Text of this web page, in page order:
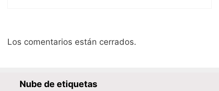
Los comentarios están cerrados.
Nube de etiquetas